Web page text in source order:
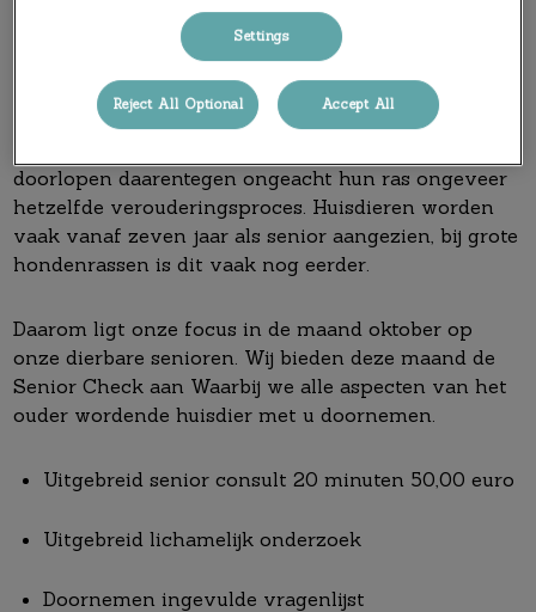
Ook Honden en katten hebben te maken met
veranderingen in het lichaam tijdens het ouder
worden. Bij honden is het verouderingsproces
afhankelijk van het ras en leven grote rassen
doorlopen daarentegen ongeacht hun ras ongeveer
hetzelfde verouderingsproces. Huisdieren worden
vaak vanaf zeven jaar als senior aangezien, bij grote
hondenrassen is dit vaak nog eerder.
Daarom ligt onze focus in de maand oktober op
onze dierbare senioren. Wij bieden deze maand de
Senior Check aan Waarbij we alle aspecten van het
ouder wordende huisdier met u doornemen.
Uitgebreid senior consult 20 minuten 50,00 euro
Uitgebreid lichamelijk onderzoek
Doornemen ingevulde vragenlijst
Settings
Reject All Optional Accept All